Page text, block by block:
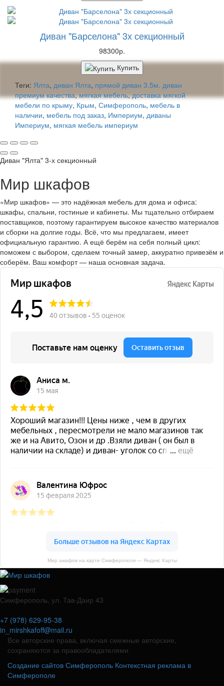
Диван "Барселона" 3х секционный
98300р.
Купить
Теги: Ялта, диван Ялта, прямой диван 3.5м. диван
премиум качества,мягкая мебель,доставка мягкой
мебели по крыму, Крым, Симферополь, мебель в
наличии, мебель под заказ, Империум, диваны
Империум, мягкая мебель империум
Диван "Ялта" 3-х секционный
Мир шкафов
«Мир шкафов» — это надёжная мебель для дома и офиса:
шкафы, спальни, гостиные и кабинеты. Мы тщательно отбираем
поставщиков, поэтому гарантируем высокое качество материалов
и сборки на долгие годы. Всё, что мы предлагаем, имеет
официальную гарантию. А ещё берём на себя полный цикл:
поможем с выбором, сделаем точный замер, аккуратно привезём и
соберём. Ваш комфорт — наша основная задача.
Мир шкафов на карте Симферополя — Яндекс Карты
Симферополь, ул. Тав-Даир 43
+7 (978) 629-95-38
in_mirshkafoff@mail.ru
Все авторские права, включая смежные авторские,
сохраняются за правообладателями
Создание сайтов Симферополь Контекстная реклама в
Симферополе